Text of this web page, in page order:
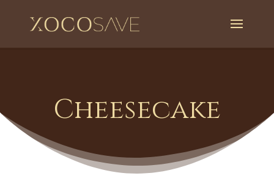
Cheesecake